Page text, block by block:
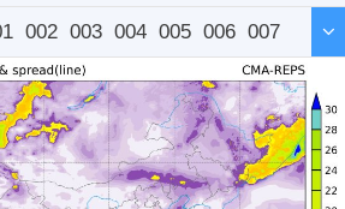
垂直切变 10米全风速 2米温度
002 003 004 005 006 007
010 011 012 013 014 015
018 019 020 021 022 023
026 027 028 029 030 031